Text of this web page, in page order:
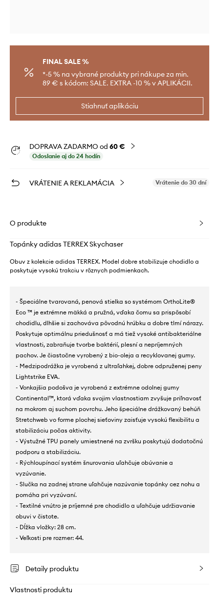
FINAL SALE %
*-5 % na vybrané produkty pri nákupe za min.
89 € s kódom: SALE. EXTRA -10 % v APLIKÁCII.
Stiahnuť aplikáciu
DOPRAVA ZADARMO od 60 €
Odoslanie aj do 24 hodín
VRÁTENIE A REKLAMÁCIA Vrátenie do 30 dní
O produkte
Topánky adidas TERREX Skychaser
Obuv z kolekcie adidas TERREX. Model dobre stabilizuje chodidlo a
poskytuje vysokú trakciu v rôznych podmienkach.
- Špeciálne tvarovaná, penová stielka so systémom OrthoLite®
Eco ™ je extrémne mäkká a pružná, vďaka čomu sa prispôsobí
chodidlu, dlhšie si zachováva pôvodnú hrúbku a dobre tlmí nárazy.
Poskytuje optimálnu priedušnosť a má tiež vysoké antibakteriálne
vlastnosti, zabraňuje tvorbe baktérií, plesní a nepríjemných
pachov. Je čiastočne vyrobený z bio-oleja a recyklovanej gumy.
- Medzipodrážka je vyrobená z ultraľahkej, dobre odpruženej peny
Lightstrike EVA.
- Vonkajšia podošva je vyrobená z extrémne odolnej gumy
Continental™, ktorá vďaka svojim vlastnostiam zvyšuje priľnavosť
na mokrom aj suchom povrchu. Jeho špeciálne drážkovaný behúň
Stretchweb vo forme plochej sieťoviny zaisťuje vysokú flexibilitu a
stabilizáciu počas aktivity.
- Výstužné TPU panely umiestnené na zvršku poskytujú dodatočnú
podporu a stabilizáciu.
- Rýchloupínací systém šnurovania uľahčuje obúvanie a
vyzúvanie.
- Slučka na zadnej strane uľahčuje nazúvanie topánky cez nohu a
pomáha pri vyzúvaní.
- Textilné vnútro je príjemné pre chodidlo a uľahčuje udržiavanie
obuvi v čistote.
- Dĺžka vložky: 28 cm.
- Veľkosti pre rozmer: 44.
Detaily produktu
Vlastnosti produktu